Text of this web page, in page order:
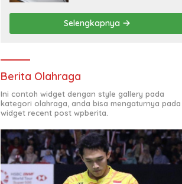
Selengkapnya
Berita Olahraga
Ini contoh widget dengan style gallery pada
kategori olahraga, anda bisa mengaturnya pada
widget recent post wpberita.